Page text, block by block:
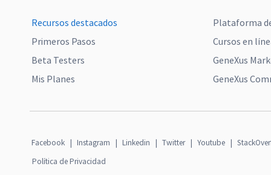
Recursos destacados
Primeros Pasos
Beta Testers
Mis Planes
Plataforma
Cursos en
GeneXus
GeneXus
Facebook | Instagram | Linkedin | Twitter | Youtube |
Política de Privacidad